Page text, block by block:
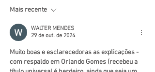
Mais recente
WALTER MENDES
29 de out. de 2024
Muito boas e esclarecedoras as explicações -
com respaldo em Orlando Gomes (recebeu a